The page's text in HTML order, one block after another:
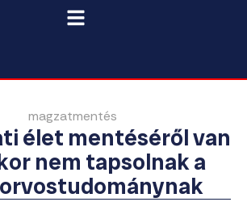
élet mentéséről van
nem tapsolnak a